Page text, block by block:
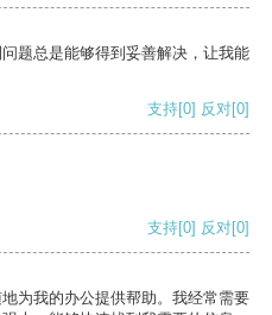
题总是能够得到妥善解决，让我能
支持[0] 反对[0]
支持[0] 反对[0]
为我的办公提供帮助。我经常需要